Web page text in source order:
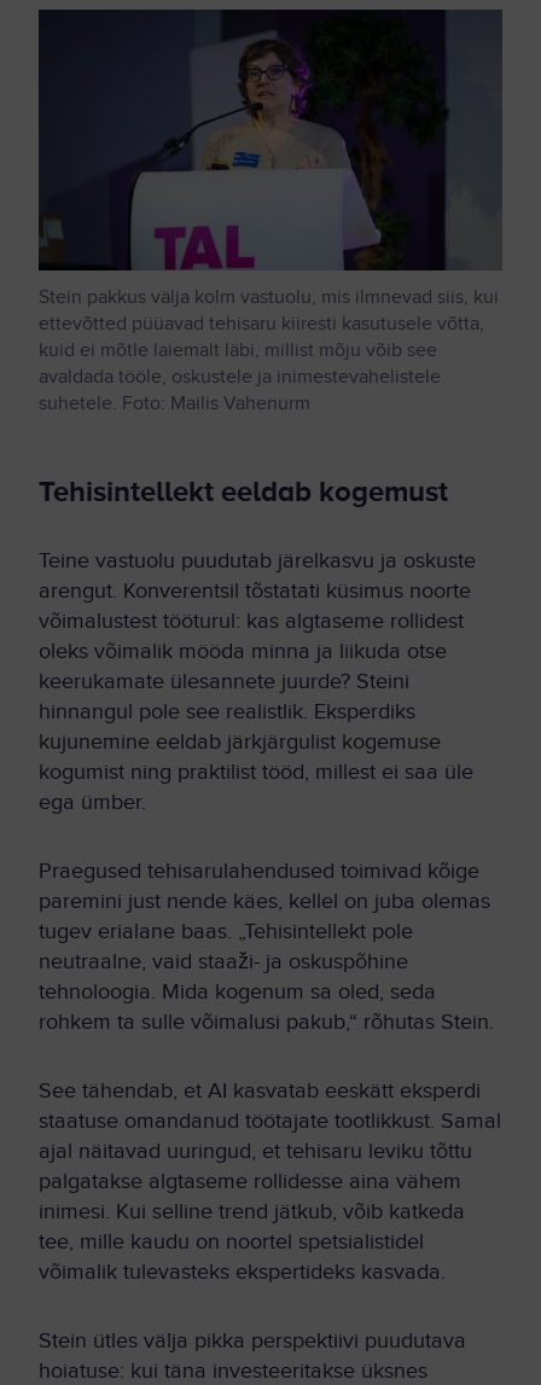
Stein pakkus välja kolm vastuolu, mis ilmnevad siis, kui
ettevõtted püüavad tehisaru kiiresti kasutusele võtta,
kuid ei mõtle laiemalt läbi, millist mõju võib see
avaldada tööle, oskustele ja inimestevahelistele
suhetele. Foto: Mailis Vahenurm
Tehisintellekt eeldab kogemust
Teine vastuolu puudutab järelkasvu ja oskuste
arengut. Konverentsil tõstatati küsimus noorte
võimalustest tööturul: kas algtaseme rollidest
oleks võimalik mööda minna ja liikuda otse
keerukamate ülesannete juurde? Steini
hinnangul pole see realistlik. Eksperdiks
kujunemine eeldab järkjärgulist kogemuse
kogumist ning praktilist tööd, millest ei saa üle
ega ümber.
Praegused tehisarulahendused toimivad kõige
paremini just nende käes, kellel on juba olemas
tugev erialane baas. „Tehisintellekt pole
neutraalne, vaid staaži- ja oskuspõhine
tehnoloogia. Mida kogenum sa oled, seda
rohkem ta sulle võimalusi pakub,“ rõhutas Stein.
See tähendab, et AI kasvatab eeskätt eksperdi
staatuse omandanud töötajate tootlikkust. Samal
ajal näitavad uuringud, et tehisaru leviku tõttu
palgatakse algtaseme rollidesse aina vähem
inimesi. Kui selline trend jätkub, võib katkeda
tee, mille kaudu on noortel spetsialistidel
võimalik tulevasteks ekspertideks kasvada.
Stein ütles välja pikka perspektiivi puudutava
hoiatuse: kui täna investeeritakse üksnes